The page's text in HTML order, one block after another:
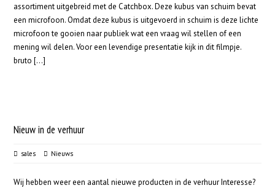
assortiment uitgebreid met de Catchbox. Deze kubus van schuim bevat
een microfoon. Omdat deze kubus is uitgevoerd in schuim is deze lichte
microfoon te gooien naar publiek wat een vraag wil stellen of een
mening wil delen. Voor een levendige presentatie kijk in dit filmpje.
bruto […]
Nieuw in de verhuur
sales Nieuws
Wij hebben weer een aantal nieuwe producten in de verhuur Interesse?